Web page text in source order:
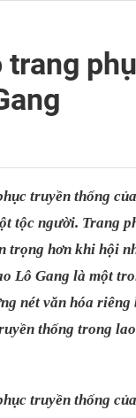
truyền thống
tộc người. Trang
trọng hơn khi hội
Lô Gang là một
nét văn hóa
thống trong
truyền thống